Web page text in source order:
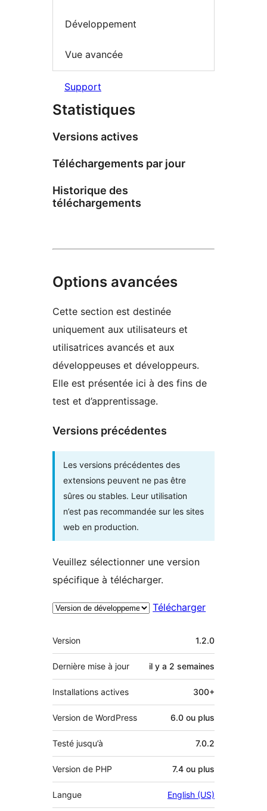
Développement
Vue avancée
Support
Statistiques
Versions actives
Téléchargements par jour
Historique des
téléchargements
Options avancées
Cette section est destinée
uniquement aux utilisateurs et
utilisatrices avancés et aux
développeuses et développeurs.
Elle est présentée ici à des fins de
test et d’apprentissage.
Versions précédentes
Les versions précédentes des
extensions peuvent ne pas être
sûres ou stables. Leur utilisation
n’est pas recommandée sur les sites
web en production.
Veuillez sélectionner une version
spécifique à télécharger.
Télécharger
Méta
Version 1.2.0
Dernière mise à jour il y a 2 semaines
Installations actives 300+
Version de WordPress 6.0 ou plus
Testé jusqu’à 7.0.2
Version de PHP 7.4 ou plus
Langue English (US)